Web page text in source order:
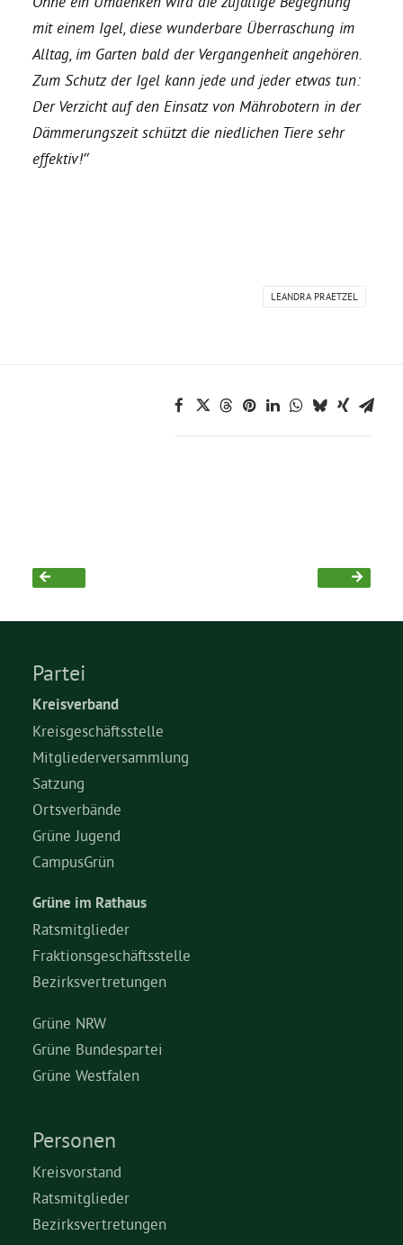
CampusGrün
mit einem Igel, diese wunderbare Überraschung im
Alltag, im Garten bald der Vergangenheit angehören.
Zum Schutz der Igel kann jede und jeder etwas tun:
Der Verzicht auf den Einsatz von Mährobotern in der
Dämmerungszeit schützt die niedlichen Tiere sehr
effektiv!“
LEANDRA PRAETZEL
Partei
Kreisverband
Kreisgeschäftsstelle
Mitgliederversammlung
Satzung
Ortsverbände
Grüne Jugend
CampusGrün
Grüne im Rathaus
Ratsmitglieder
Fraktionsgeschäftsstelle
Bezirksvertretungen
Grüne NRW
Grüne Bundespartei
Grüne Westfalen
Personen
Kreisvorstand
Ratsmitglieder
Bezirksvertretungen